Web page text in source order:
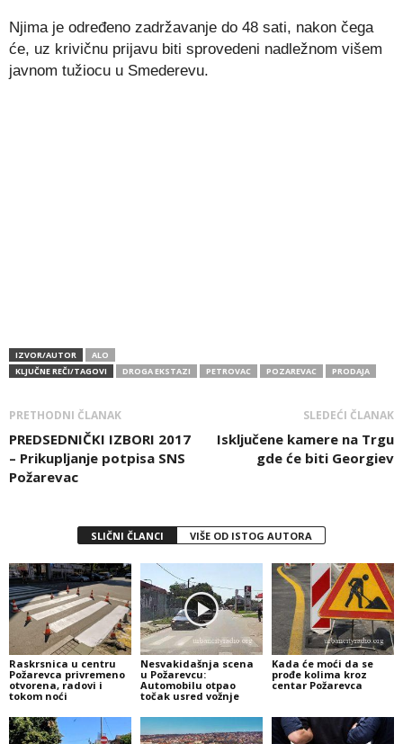
Njima je određeno zadržavanje do 48 sati, nakon čega
će, uz krivičnu prijavu biti sprovedeni nadležnom višem
javnom tužiocu u Smederevu.
IZVOR/AUTOR
ALO
KLJUČNE REČI/TAGOVI
DROGA EKSTAZI PETROVAC POZAREVAC PRODAJA
PRETHODNI ČLANAK
PREDSEDNIČKI IZBORI 2017
– Prikupljanje potpisa SNS
Požarevac
SLEDEĆI ČLANAK
Isključene kamere na Trgu
gde će biti Georgiev
SLIČNI ČLANCI VIŠE OD ISTOG AUTORA
Raskrsnica u centru
Požarevca privremeno
otvorena, radovi i
tokom noći
Nesvakidašnja scena
u Požarevcu:
Automobilu otpao
točak usred vožnje
Kada će moći da se
prođe kolima kroz
centar Požarevca